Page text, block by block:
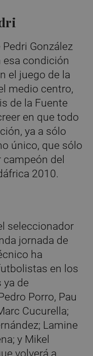
González
condición
el juego de la
medio centro,
de la Fuente
en que todo
ya a sólo
único, que sólo
del
2010.
seleccionador
jornada de
ha
en los
de
Porro, Pau
Cucurella;
Lamine
y Mikel